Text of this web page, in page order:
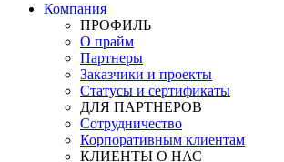
Компания
ПРОФИЛЬ
О прайм
Партнеры
Заказчики и проекты
Статусы и сертификаты
ДЛЯ ПАРТНЕРОВ
Сотрудничество
Корпоративным клиентам
КЛИЕНТЫ О НАС